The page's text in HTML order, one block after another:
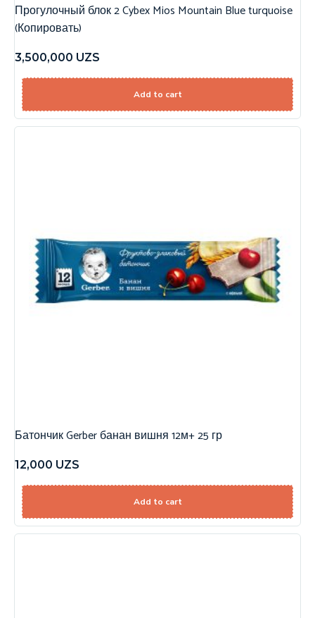
Прогулочный блок 2 Cybex Mios Mountain Blue turquoise
(Копировать)
3,500,000 UZS
Add to cart
Батончик Gerber банан вишня 12м+ 25 гр
12,000 UZS
Add to cart